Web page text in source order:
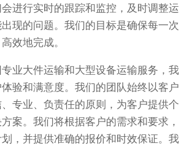
进行实时的跟踪和监控，及时调整运
现的问题。我们的目标是确保每一次
效地完成。
大件运输和大型设备运输服务，我
验和满意度。我们的团队始终以客户
专业、负责任的原则，为客户提供个
案。我们将根据客户的需求和要求，
，并提供准确的报价和时效保证。我